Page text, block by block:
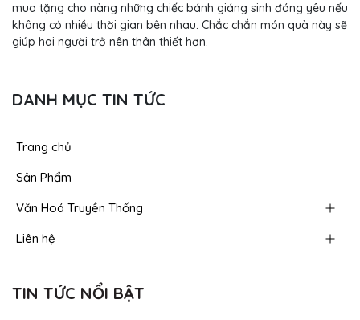
mua tặng cho nàng những chiếc bánh giáng sinh đáng yêu nếu
không có nhiều thời gian bên nhau. Chắc chắn món quà này sẽ
giúp hai người trở nên thân thiết hơn.
DANH MỤC TIN TỨC
Trang chủ
Sản Phẩm
Văn Hoá Truyền Thống
Liên hệ
TIN TỨC NỔI BẬT